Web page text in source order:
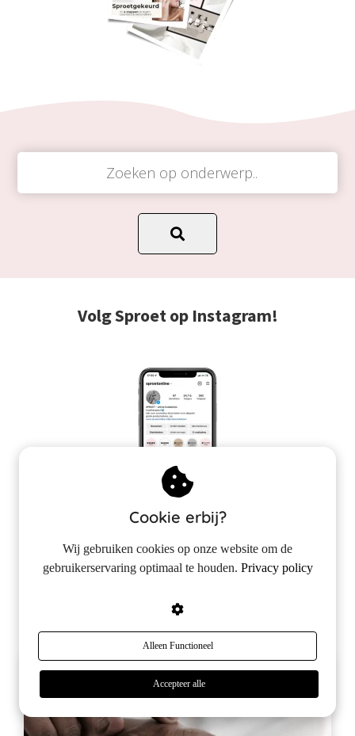
Volg Sproet op Instagram!
Cookie erbij?
Wij gebruiken cookies op onze website om de
gebruikerservaring optimaal te houden. Privacy policy
Alleen Functioneel
Accepteer alle